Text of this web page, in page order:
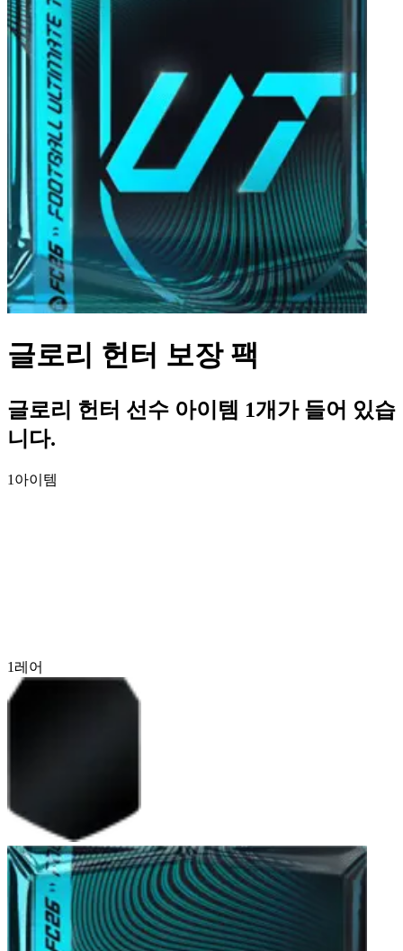
글로리 헌터 보장 팩
글로리 헌터 선수 아이템 1개가 들어 있습
니다.
1 아이템
1 레어